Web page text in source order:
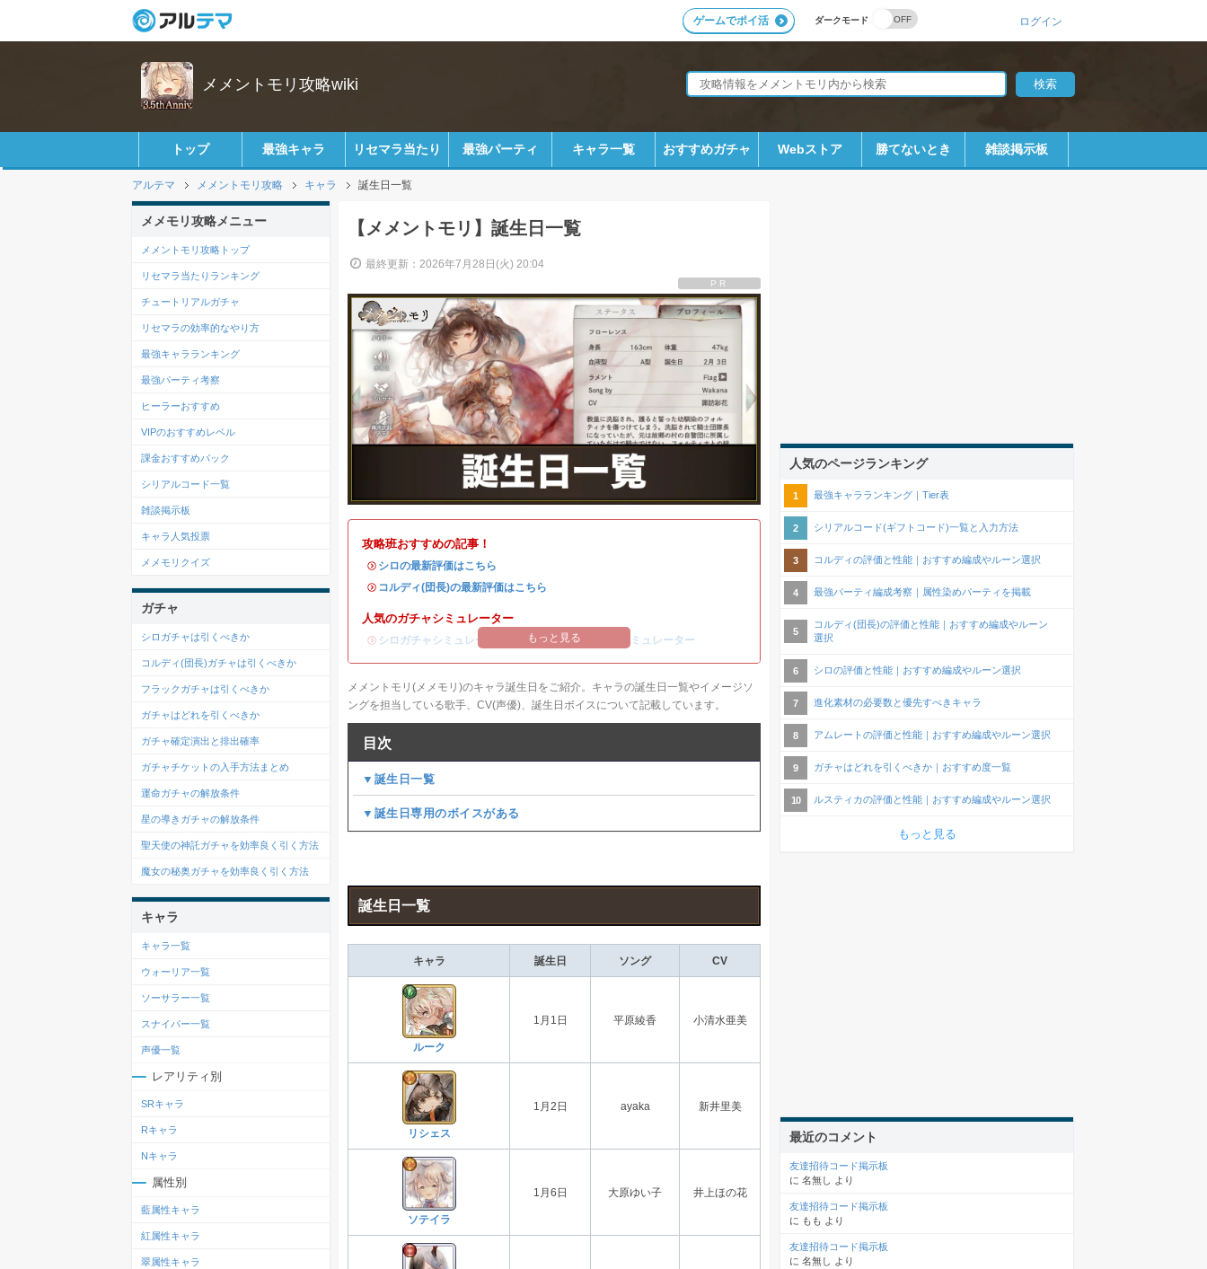
ダークモード
ゲームでポイ活 ログイン
メメントモリ攻略wiki
トップ 最強キャラ リセマラ当たり 最強パーティ キャラ一覧 おすすめガチャ Webストア 勝てないとき 雑談掲示板
アルテマ メメントモリ攻略 キャラ 誕生日一覧
【メメントモリ】誕生日一覧
最終更新：2026年7月28日(火) 20:04
PR
攻略班おすすめの記事！
・ シロの最新評価はこちら
・ コルディ(団長)の最新評価はこちら
人気のガチャシミュレーター
・ シロガチャシミュレーター コルディ(団長)ガチャシミュレーター
もっと見る
メメントモリ(メメモリ)のキャラ誕生日をご紹介。キャラの誕生日一覧やイメージソ
ングを担当している歌手、CV(声優)、誕生日ボイスについて記載しています。
目次
▼誕生日一覧
▼誕生日専用のボイスがある
誕生日一覧
キャラ 誕生日 ソング CV
ルーク
1月1日 平原綾香 小清水亜美
リシェス
1月2日 ayaka 新井里美
ソテイラ
1月6日 大原ゆい子 井上ほの花
メメモリ攻略メニュー
メメントモリ攻略トップ
リセマラ当たりランキング
チュートリアルガチャ
リセマラの効率的なやり方
最強キャラランキング
最強パーティ考察
ヒーラーおすすめ
VIPのおすすめレベル
課金おすすめパック
シリアルコード一覧
雑談掲示板
キャラ人気投票
メメモリクイズ
ガチャ
シロガチャは引くべきか
コルディ(団長)ガチャは引くべきか
フラックガチャは引くべきか
ガチャはどれを引くべきか
ガチャ確定演出と排出確率
ガチャチケットの入手方法まとめ
運命ガチャの解放条件
星の導きガチャの解放条件
聖天使の神託ガチャを効率良く引く方法
魔女の秘奥ガチャを効率良く引く方法
キャラ
キャラ一覧
ウォーリア一覧
ソーサラー一覧
スナイパー一覧
声優一覧
レアリティ別
SRキャラ
Rキャラ
Nキャラ
属性別
藍属性キャラ
紅属性キャラ
翠属性キャラ
人気のページランキング
最強キャラランキング｜Tier表
シリアルコード(ギフトコード)一覧と入力方法
コルディの評価と性能｜おすすめ編成やルーン選択
最強パーティ編成考察｜属性染めパーティを掲載
コルディ(団長)の評価と性能｜おすすめ編成やルーン
選択
シロの評価と性能｜おすすめ編成やルーン選択
進化素材の必要数と優先すべきキャラ
アムレートの評価と性能｜おすすめ編成やルーン選択
ガチャはどれを引くべきか｜おすすめ度一覧
ルスティカの評価と性能｜おすすめ編成やルーン選択
もっと見る
最近のコメント
友達招待コード掲示板
に 名無し より
友達招待コード掲示板
に もも より
友達招待コード掲示板
に 名無し より